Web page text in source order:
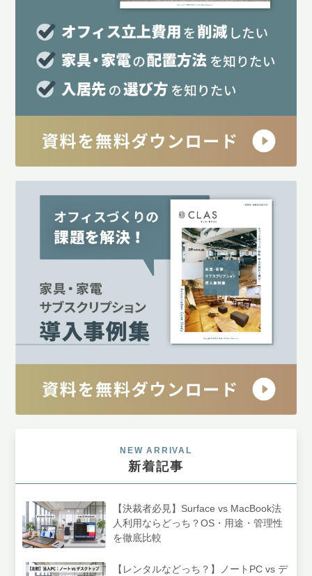
NEW ARRIVAL
新着記事
【決裁者必見】Surface vs MacBook法
人利用ならどっち？OS・用途・管理性
を徹底比較
【レンタルなどっち？】ノートPC vs デ